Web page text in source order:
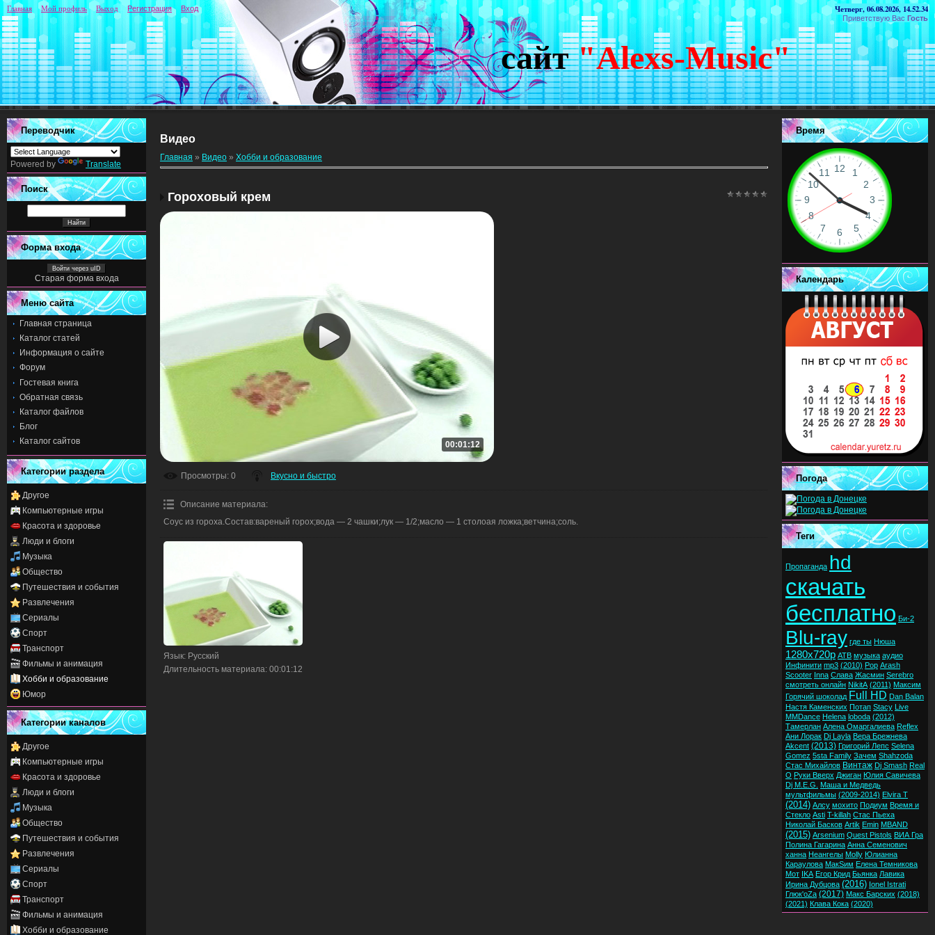
Четверг, 06.08.2026, 14.52.34
Приветствую Вас Гость
сайт "Alexs-Music"
Главная Мой профиль Выход Регистрация Вход
Переводчик
Powered by Translate
Поиск
Форма входа
Войти через uID
Старая форма входа
Меню сайта
Главная страница
Каталог статей
Информация о сайте
Форум
Гостевая книга
Обратная связь
Каталог файлов
Блог
Каталог сайтов
Категории раздела
Другое
Компьютерные игры
Красота и здоровье
Люди и блоги
Музыка
Общество
Путешествия и события
Развлечения
Сериалы
Спорт
Транспорт
Фильмы и анимация
Хобби и образование
Юмор
Категории каналов
Другое
Компьютерные игры
Красота и здоровье
Люди и блоги
Музыка
Общество
Путешествия и события
Развлечения
Сериалы
Спорт
Транспорт
Фильмы и анимация
Хобби и образование
Видео
Главная » Видео » Хобби и образование
Гороховый крем
00:01:12
Просмотры: 0 Вкусно и быстро
Описание материала:
Соус из гороха.Состав:вареный горох;вода — 2 чашки;лук — 1/2;масло — 1 столоая ложка;ветчина;соль.
Язык: Русский
Длительность материала: 00:01:12
Время
Календарь
Погода
Теги
Пропаганда hd
скачать
бесплатно Би-2
Blu-ray где ты Нюша
1280x720p ATB музыка аудио
Инфинити mp3 (2010) Pop Arash
Scooter Inna Слава Жасмин Serebro
смотреть онлайн NikitA (2011) Максим
Горячий шоколад Full HD Dan Balan
Настя Каменских Потап Stacy Live
MMDance Helena loboda (2012)
Тамерлан Алена Омаргалиева Reflex
Ани Лорак Dj Layla Вера Брежнева
Akcent (2013) Григорий Лепс Selena
Gomez 5sta Family Зачем Shahzoda
Стас Михайлов Винтаж Dj Smash Real
O Руки Вверх Джиган Юлия Савичева
Dj M.E.G.
Маша и Медведь
мультфильмы (2009-2014) Elvira T
(2014) Алсу мохито Подиум Время и
Стекло Asti T-killah Стас Пьеха
Николай Басков Artik Emin MBAND
(2015) Arsenium Quest Pistols ВИА Гра
Полина Гагарина Анна Семенович
ханна Неангелы Molly Юлианна
Караулова МакSим Елена Темникова
Мот IKA Егор Крид Бьянка Лавика
Ирина Дубцова (2016) Ionel Istrati
Глюк'oZa (2017) Макс Барских (2018)
(2021) Клава Кока (2020)